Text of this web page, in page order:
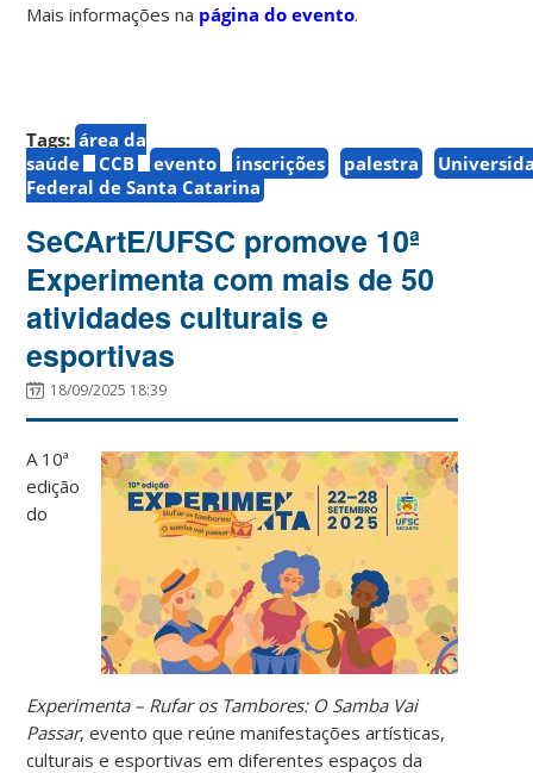
Mais informações na página do evento.
Tags: área da
saúde
CCB evento inscrições palestra
Federal de Santa Catarina
SeCArtE/UFSC promove 10ª
Experimenta com mais de 50
atividades culturais e
esportivas
18/09/2025 18:39
A 10ª
edição
do
Experimenta – Rufar os Tambores: O Samba Vai
Passar, evento que reúne manifestações artísticas,
culturais e esportivas em diferentes espaços da